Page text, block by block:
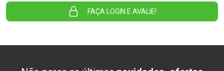
FAÇA LOGIN E AVALIE!